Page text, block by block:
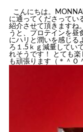
こんにちは。
に通ってくださってい
紹介させて頂きますね
うと、プロテインを昼
にハリと潤いを感じる
ろ１.5ｋｇ減量してい
れそうです！ とても
も頑張ります（＊＾Ｏ